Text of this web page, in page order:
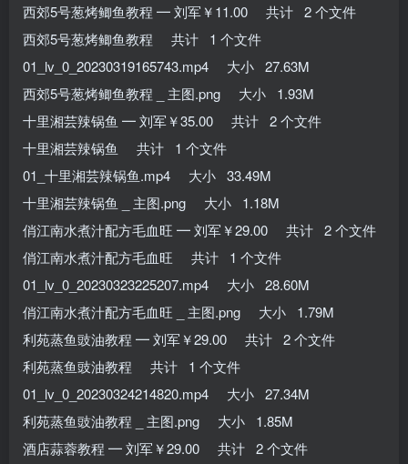
西郊5号葱烤鲫鱼教程 ━ 刘军￥11.00 共计 2 个文件
西郊5号葱烤鲫鱼教程 共计 1 个文件
01_lv_0_20230319165743.mp4 大小 27.63M
西郊5号葱烤鲫鱼教程 _ 主图.png 大小 1.93M
十里湘芸辣锅鱼 ━ 刘军￥35.00 共计 2 个文件
十里湘芸辣锅鱼 共计 1 个文件
01_十里湘芸辣锅鱼.mp4 大小 33.49M
十里湘芸辣锅鱼 _ 主图.png 大小 1.18M
俏江南水煮汁配方毛血旺 ━ 刘军￥29.00 共计 2 个文件
俏江南水煮汁配方毛血旺 共计 1 个文件
01_lv_0_20230323225207.mp4 大小 28.60M
俏江南水煮汁配方毛血旺 _ 主图.png 大小 1.79M
利苑蒸鱼豉油教程 ━ 刘军￥29.00 共计 2 个文件
利苑蒸鱼豉油教程 共计 1 个文件
01_lv_0_20230324214820.mp4 大小 27.34M
利苑蒸鱼豉油教程 _ 主图.png 大小 1.85M
酒店蒜蓉教程 ━ 刘军￥29.00 共计 2 个文件